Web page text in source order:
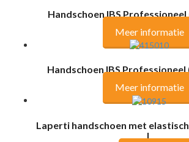
Handschoen IBS
Meer informatie
Handschoen IBS
Meer informatie
Laperti handschoen met
L